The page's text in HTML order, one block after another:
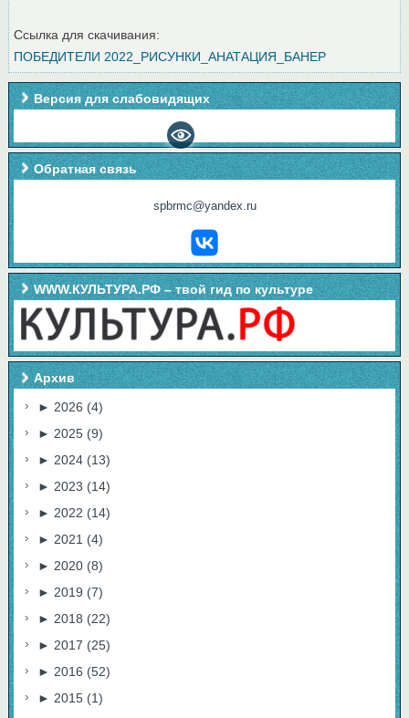
Ссылка для скачивания:
ПОБЕДИТЕЛИ 2022_РИСУНКИ_АНАТАЦИЯ_БАНЕР
Версия для слабовидящих
Обратная связь
spbrmc@yandex.ru
WWW.КУЛЬТУРА.РФ – твой гид по культуре
Архив
►2026 (4)
►2025 (9)
►2024 (13)
►2023 (14)
►2022 (14)
►2021 (4)
►2020 (8)
►2019 (7)
►2018 (22)
►2017 (25)
►2016 (52)
►2015 (1)